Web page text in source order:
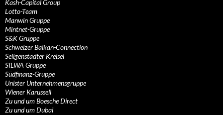
Kash-Capital Group
Lotto-Team
Manwin Gruppe
Mintnet-Gruppe
S&K Gruppe
Schweizer Balkan-Connection
Seligenstädter Kreisel
SILWA Gruppe
Südfinanz-Gruppe
Unister Unternehmensgruppe
Wiener Karussell
Zu und um Boesche Direct
Zu und um Dubai